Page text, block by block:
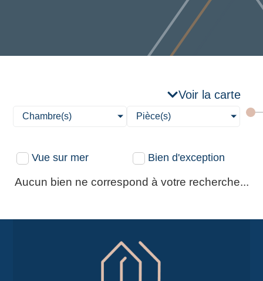
Voir la carte
Chambre(s) Pièce(s)
Vue sur mer Bien d'exception
Aucun bien ne correspond à votre recherche...